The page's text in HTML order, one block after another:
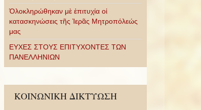
Ὁλοκληρώθηκαν μὲ ἐπιτυχία οἱ
κατασκηνώσεις τῆς Ἱερᾶς Μητροπόλεώς
μας
ΕΥΧΕΣ ΣΤΟΥΣ ΕΠΙΤΥΧΟΝΤΕΣ ΤΩΝ
ΠΑΝΕΛΛΗΝΙΩΝ
ΚΟΙΝΩΝΙΚΗ ΔΙΚΤΥΩΣΗ